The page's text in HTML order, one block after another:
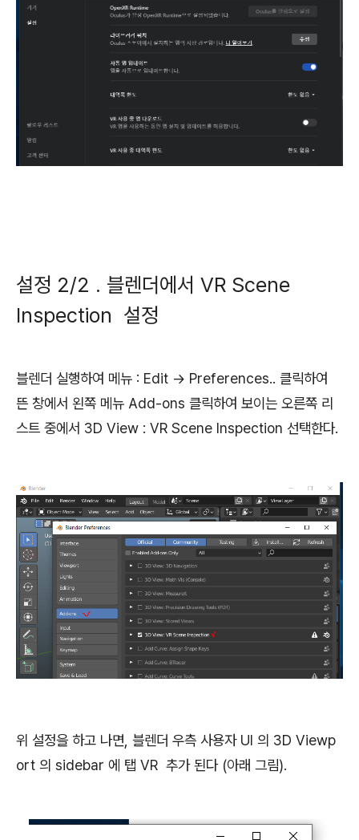
설정 2/2 . 블렌더에서 VR Scene
Inspection 설정
블렌더 실행하여 메뉴 : Edit -> Preferences.. 클릭하여
뜬 창에서 왼쪽 메뉴 Add-ons 클릭하여 보이는 오른쪽 리
스트 중에서 3D View : VR Scene Inspection 선택한다.
위 설정을 하고 나면, 블렌더 우측 사용자 UI 의 3D Viewp
ort 의 sidebar 에 탭 VR 추가 된다 (아래 그림).